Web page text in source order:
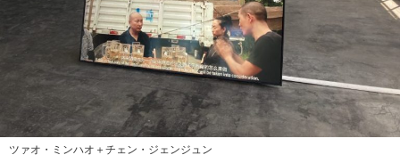
ツァオ・ミンハオ＋チェン・ジェンジュン